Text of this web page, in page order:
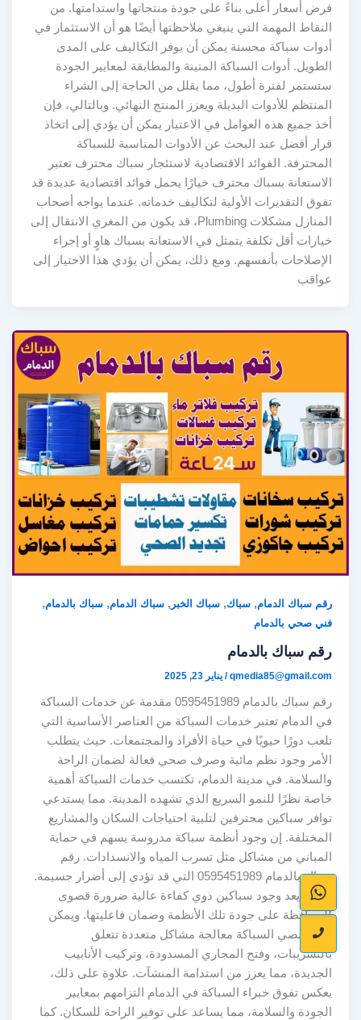
فرض أسعار أعلى بناءً على جودة منتجاتها واستدامتها. من
النقاط المهمة التي ينبغي ملاحظتها أيضًا هو أن الاستثمار في
أدوات سباكة محسنة يمكن أن يوفر التكاليف على المدى
الطويل. أدوات السباكة المتينة والمطابقة لمعايير الجودة
ستستمر لفترة أطول، مما يقلل من الحاجة إلى الشراء
المنتظم للأدوات البديلة ويعزز المنتج النهائي. وبالتالي، فإن
أخذ جميع هذه العوامل في الاعتبار يمكن أن يؤدي إلى اتخاذ
قرار أفضل عند البحث عن الأدوات المناسبة للسباكة
المحترفة. الفوائد الاقتصادية لاستئجار سباك محترف تعتبر
الاستعانة بسباك محترف خيارًا يحمل فوائد اقتصادية عديدة قد
تفوق التقديرات الأولية لتكاليف خدماته. عندما يواجه أصحاب
المنازل مشكلات Plumbing، قد يكون من المغري الانتقال إلى
خيارات أقل تكلفة يتمثل في الاستعانة بسباك هاوٍ أو إجراء
الإصلاحات بأنفسهم. ومع ذلك، يمكن أن يؤدي هذا الاختيار إلى
عواقب
رقم سباك الدمام,سباك,سباك الخبر ,سباك الدمام,سباك بالدمام,
فني صحي بالدمام
رقم سباك بالدمام
qmedia85@gmail.com
/يناير 23, 2025
رقم سباك بالدمام 0595451989 مقدمة عن خدمات السباكة
في الدمام تعتبر خدمات السباكة من العناصر الأساسية التي
تلعب دورًا حيويًا في حياة الأفراد والمجتمعات. حيث يتطلب
الأمر وجود نظم مائية وصرف صحي فعالة لضمان الراحة
والسلامة. في مدينة الدمام، تكتسب خدمات السباكة أهمية
خاصة نظرًا للنمو السريع الذي تشهده المدينة. مما يستدعي
توافر سباكين محترفين لتلبية احتياجات السكان والمشاريع
المختلفة. إن وجود أنظمة سباكة مدروسة يسهم في حماية
المباني من مشاكل مثل تسرب المياه والانسدادات. رقم
سباك بالدمام 0595451989 التي قد تؤدي إلى أضرار جسيمة.
لذلك، يعد وجود سباكين ذوي كفاءة عالية ضرورة قصوى
للمحافظة على جودة تلك الأنظمة وضمان فاعليتها. ويمكن
لمتخصصي السباكة معالجة مشاكل متعددة تتعلق
بالتسريبات، وفتح المجاري المسدودة، وتركيب الأنابيب
الجديدة، مما يعزز من استدامة المنشآت. علاوة على ذلك،
يعكس تفوق خبراء السباكة في الدمام التزامهم بمعايير
الجودة والسلامة، مما يساعد على توفير الراحة للسكان. كما